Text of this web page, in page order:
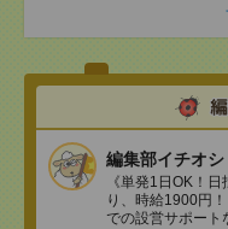
編集部イチオシ
《単発1日OK！
り、時給1900円
での設営サポート